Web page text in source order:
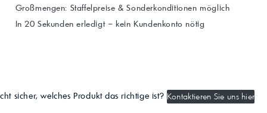
Großmengen: Staffelpreise & Sonderkonditionen möglich
In 20 Sekunden erledigt – kein Kundenkonto nötig
sicher, welches Produkt das richtige ist? Kontaktieren Sie uns hier